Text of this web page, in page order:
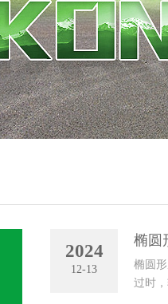
2024
12-13
椭圆
椭圆
过时